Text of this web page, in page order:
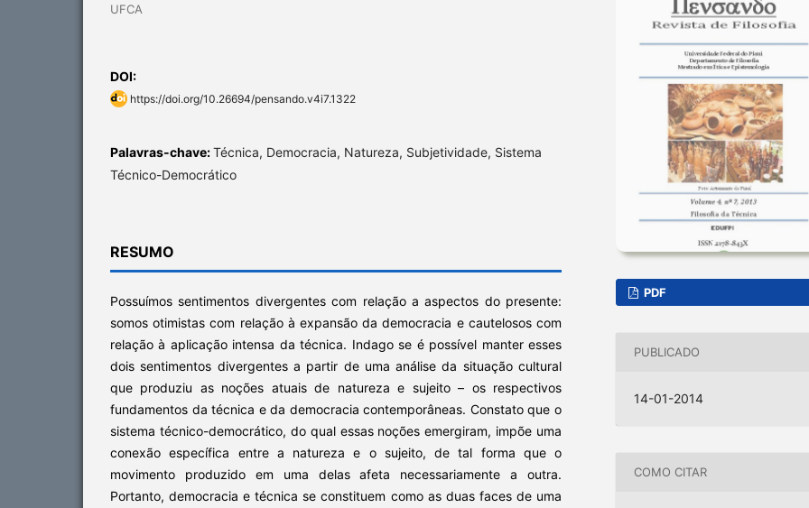
UFCA
DOI:
https://doi.org/10.26694/pensando.v4i7.1322
Palavras-chave:Técnica, Democracia, Natureza, Subjetividade, Sistema
Técnico-Democrático
RESUMO
Possuímos sentimentos divergentes com relação a aspectos do presente:
somos otimistas com relação à expansão da democracia e cautelosos com
relação à aplicação intensa da técnica. Indago se é possível manter esses
dois sentimentos divergentes a partir de uma análise da situação cultural
que produziu as noções atuais de natureza e sujeito – os respectivos
fundamentos da técnica e da democracia contemporâneas. Constato que o
sistema técnico-democrático, do qual essas noções emergiram, impõe uma
conexão específica entre a natureza e o sujeito, de tal forma que o
movimento produzido em uma delas afeta necessariamente a outra.
Portanto, democracia e técnica se constituem como as duas faces de uma
PDF
PUBLICADO
14-01-2014
COMO CITAR